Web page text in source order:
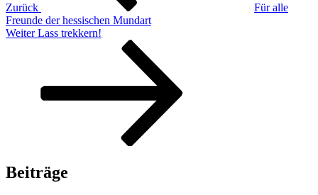
Zurück
Für alle
Freunde der hessischen Mundart
Nächster
Weiter Lass trekkern!
Beiträge